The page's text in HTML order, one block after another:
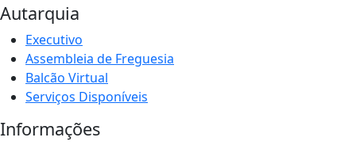
Autarquia
Executivo
Assembleia de Freguesia
Balcão Virtual
Serviços Disponíveis
Informações